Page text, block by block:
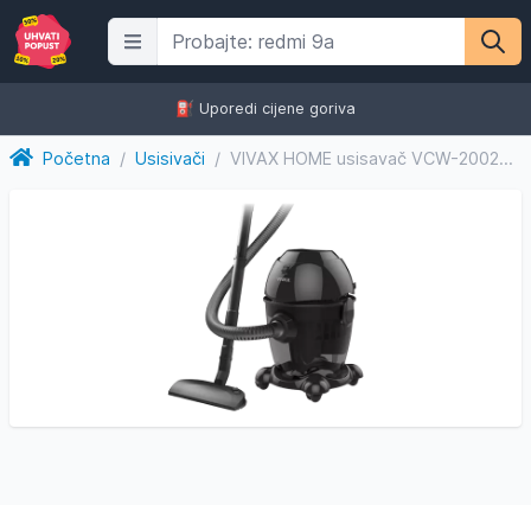
⛽️ Uporedi cijene goriva
Početna / Usisivači / VIVAX HOME usisavač VCW-2002B B2